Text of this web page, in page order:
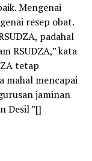
Mengenai
resep obat.
padahal
RSUDZA,” kata
tetap
mahal mencapai
jaminan
Desil ”[]